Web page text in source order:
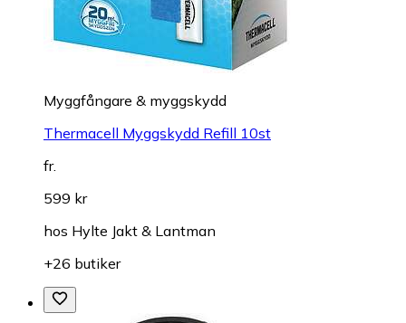
Myggfångare & myggskydd
Thermacell Myggskydd Refill 10st
fr.
599 kr
hos Hylte Jakt & Lantman
+26 butiker